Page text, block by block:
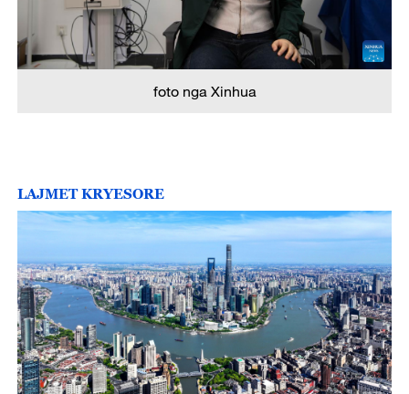
foto nga Xinhua
LAJMET KRYESORE